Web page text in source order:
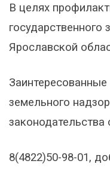
В целях
Ярославской
земельного
8(4822)50-98-01,